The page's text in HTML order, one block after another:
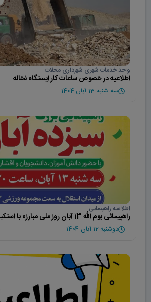
واحد خدمات شهری شهرداری محلات
اطلاعیه در خصوص ساعات کار ایستگاه نخاله
سه شنبه 13 آبان 1404
اطلاعیه راهپیمایی
راهپیمائی یوم الله 13 آبان روز ملی مبارزه با استکبار جهانی
دوشنبه 12 آبان 1404